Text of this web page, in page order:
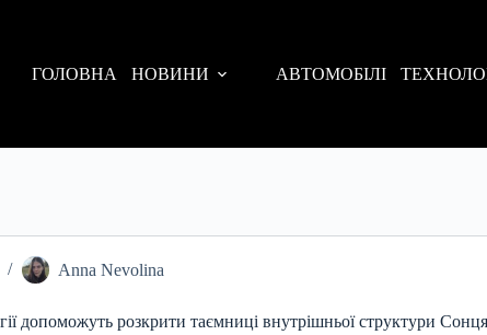
ГОЛОВНА
НОВИНИ АВТОМОБІЛІ
Anna Nevolina
допоможуть розкрити таємниці внутрішньої структури Сонця